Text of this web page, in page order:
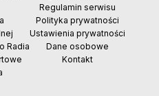
Radia
Regulamin serwisu
Polityka prywatności
Ustawienia prywatności
Dane osobowe
Kontakt